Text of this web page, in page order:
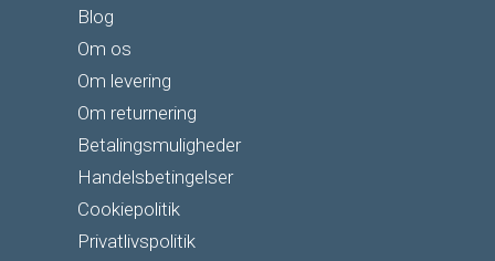
Blog
Om os
Om levering
Om returnering
Betalingsmuligheder
Handelsbetingelser
Cookiepolitik
Privatlivspolitik